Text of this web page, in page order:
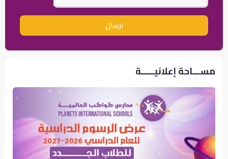
ارسال
مســـاحة إعلانيـــــة